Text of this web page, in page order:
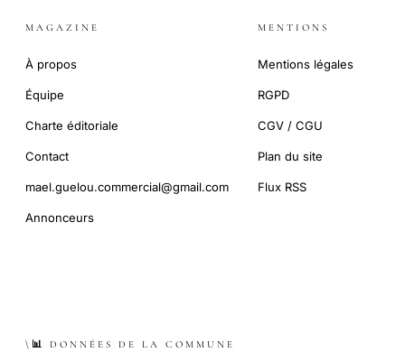
MAGAZINE
À propos
Équipe
Charte éditoriale
Contact
mael.guelou.commercial@gmail.com
Annonceurs
MENTIONS
Mentions légales
RGPD
CGV / CGU
Plan du site
Flux RSS
\📊 DONNÉES DE LA COMMUNE